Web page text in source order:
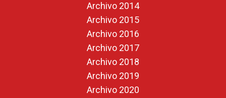
Archivo 2014
Archivo 2015
Archivo 2016
Archivo 2017
Archivo 2018
Archivo 2019
Archivo 2020